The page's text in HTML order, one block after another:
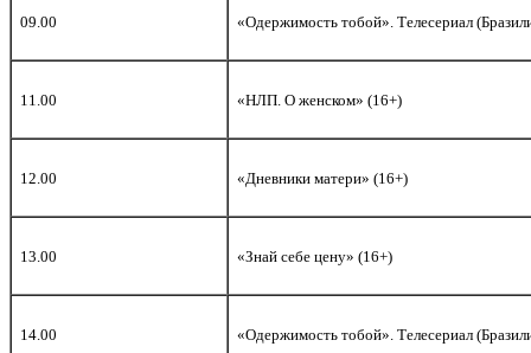
09.00 «Одержимость тобой». Телесериал
11.00 «НЛП. О женском» (16+)
12.00 «Дневники матери» (16+)
13.00 «Знай себе цену» (16+)
14.00 «Одержимость тобой». Телесериал